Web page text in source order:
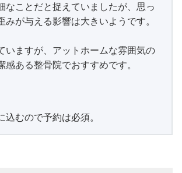
なことだと捉えていましたが、思っ
みが与える影響は大きいようです。
いますが、アットホームな雰囲気の
感ある整骨院でおすすめです。
込むので予約は必須。